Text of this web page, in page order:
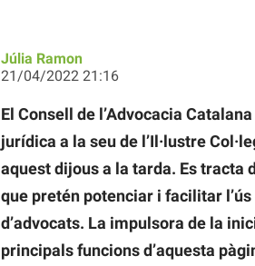
Júlia Ramon
21/04/2022 21:16
El Consell de l’Advocacia
jurídica a la seu de l’Il·lustre
aquest dijous a la tarda. Es tracta
que pretén potenciar i facilitar
d’advocats. La impulsora de la
principals funcions d’aquesta